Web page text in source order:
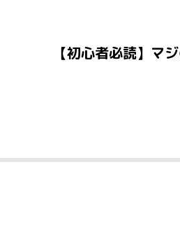
【初心者必読】マ